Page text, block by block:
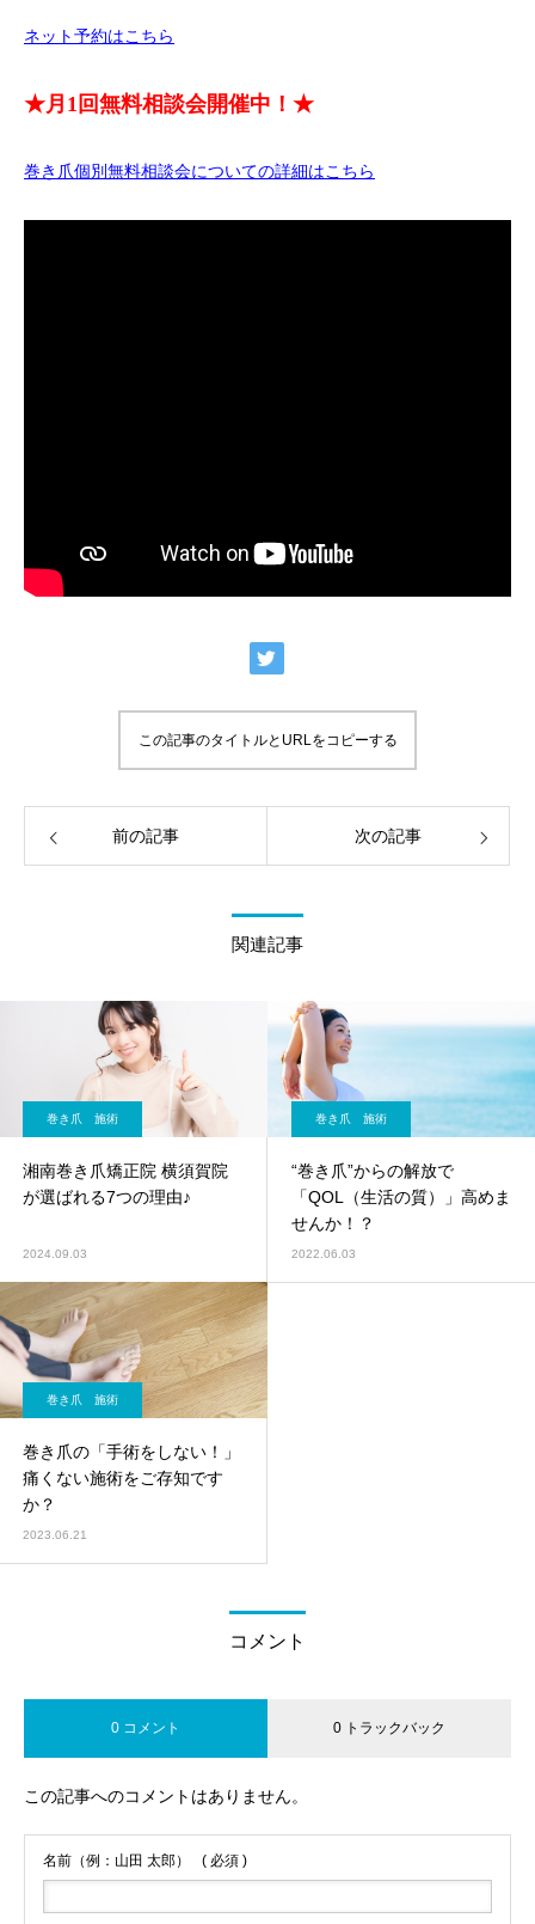
ネット予約はこちら
★月1回無料相談会開催中！★
巻き爪個別無料相談会についての詳細はこちら
この記事のタイトルとURLをコピーする
前の記事 次の記事
関連記事
巻き爪 施術
湘南巻き爪矯正院 横須賀院
が選ばれる7つの理由♪
2024.09.03
巻き爪 施術
“巻き爪”からの解放で
「QOL（生活の質）」高めま
せんか！？
2022.06.03
巻き爪 施術
巻き爪の「手術をしない！」
痛くない施術をご存知です
か？
2023.06.21
コメント
0 コメント 0 トラックバック
この記事へのコメントはありません。
名前（例：山田 太郎） ( 必須 )